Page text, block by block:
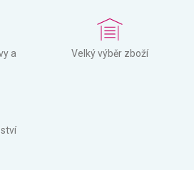
a
Velký výběr zboží